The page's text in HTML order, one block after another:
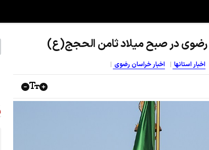
در صبح میلاد ثامن الحجج(ع)
اخبار استانها اخبار خراسان رضوی